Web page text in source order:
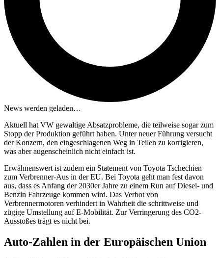
News werden geladen…
Aktuell hat VW gewaltige Absatzprobleme, die teilweise sogar zum
Stopp der Produktion geführt haben. Unter neuer Führung versucht
der Konzern, den eingeschlagenen Weg in Teilen zu korrigieren,
was aber augenscheinlich nicht einfach ist.
Erwähnenswert ist zudem ein Statement von Toyota Tschechien
zum Verbrenner-Aus in der EU. Bei Toyota geht man fest davon
aus, dass es Anfang der 2030er Jahre zu einem Run auf Diesel- und
Benzin Fahrzeuge kommen wird. Das Verbot von
Verbrennermotoren verhindert in Wahrheit die schrittweise und
zügige Umstellung auf E-Mobilität. Zur Verringerung des CO2-
Ausstoßes trägt es nicht bei.
Auto-Zahlen in der Europäischen Union